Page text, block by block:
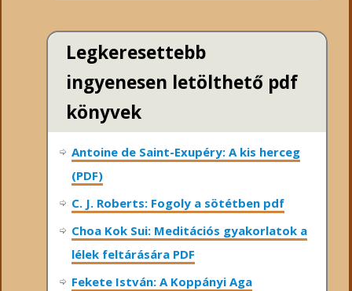
Legkeresettebb
ingyenesen letölthető pdf
könyvek
Antoine de Saint-Exupéry: A kis herceg
(PDF)
C. J. Roberts: Fogoly a sötétben pdf
Choa Kok Sui: Meditációs gyakorlatok a
lélek feltárására PDF
Fekete István: A Koppányi Aga